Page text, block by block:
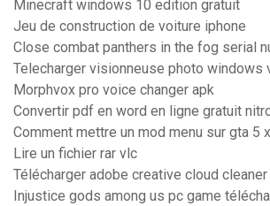
Minecraft windows 10 edition gratuit
Jeu de construction de voiture iphone
Close combat panthers in the fog serial
Telecharger visionneuse photo windows
Morphvox pro voice changer apk
Convertir pdf en word en ligne gratuit
Comment mettre un mod menu sur gta 5
Lire un fichier rar vlc
Télécharger adobe creative cloud cleaner
Injustice gods among us pc game